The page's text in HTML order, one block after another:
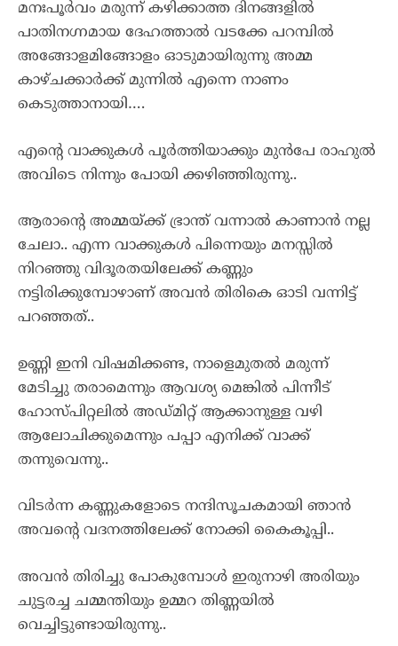
മനഃപൂർവം മരുന്ന് കഴിക്കാത്ത ദിനങ്ങളിൽ
പാതിനഗ്നമായ ദേഹത്താൽ വടക്കേ പറമ്പിൽ
അങ്ങോളമിങ്ങോളം ഓടുമായിരുന്നു അമ്മ
കാഴ്ചക്കാർക്ക് മുന്നിൽ എന്നെ നാണം
കെടുത്താനായി….
എന്റെ വാക്കുകൾ പൂർത്തിയാക്കും മുൻപേ രാഹുൽ
അവിടെ നിന്നും പോയി ക്കഴിഞ്ഞിരുന്നു..
ആരാന്റെ അമ്മയ്ക്ക് ഭ്രാന്ത് വന്നാൽ കാണാൻ നല്ല
ചേലാ.. എന്ന വാക്കുകൾ പിന്നെയും മനസ്സിൽ
നിറഞ്ഞു വിദൂരതയിലേക്ക് കണ്ണും
നട്ടിരിക്കുമ്പോഴാണ് അവൻ തിരികെ ഓടി വന്നിട്ട്
പറഞ്ഞത്..
ഉണ്ണി ഇനി വിഷമിക്കണ്ട, നാളെമുതൽ മരുന്ന്
മേടിച്ചു തരാമെന്നും ആവശ്യ മെങ്കിൽ പിന്നീട്
ഹോസ്പിറ്റലിൽ അഡ്മിറ്റ് ആക്കാനുള്ള വഴി
ആലോചിക്കുമെന്നും പപ്പാ എനിക്ക് വാക്ക്
തന്നുവെന്നു..
വിടർന്ന കണ്ണുകളോടെ നന്ദിസൂചകമായി ഞാൻ
അവന്റെ വദനത്തിലേക്ക് നോക്കി കൈകൂപ്പി..
അവൻ തിരിച്ചു പോകുമ്പോൾ ഇരുനാഴി അരിയും
ചുട്ടരച്ച ചമ്മന്തിയും ഉമ്മറ തിണ്ണയിൽ
വെച്ചിട്ടുണ്ടായിരുന്നു..